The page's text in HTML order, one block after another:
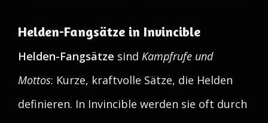
Helden-Fangsätze in Invincible
Helden-Fangsätze sind Kampfrufe und
Mottos: Kurze, kraftvolle Sätze, die Helden
definieren. In Invincible werden sie oft durch